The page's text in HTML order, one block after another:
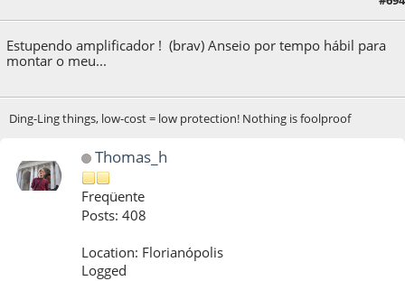
Estupendo amplificador ! (brav) Anseio por tempo hábil para
montar o meu...
Ding-Ling things, low-cost = low protection! Nothing is foolproof
Thomas_h
Freqüente
Posts: 408
Location: Florianópolis
Logged